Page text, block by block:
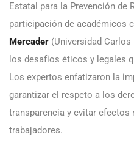
Estatal para la Prevención de
participación de académicos
Mercader (Universidad
los desafíos éticos y legales
Los expertos enfatizaron la
garantizar el respeto a los
transparencia y evitar efectos
trabajadores.